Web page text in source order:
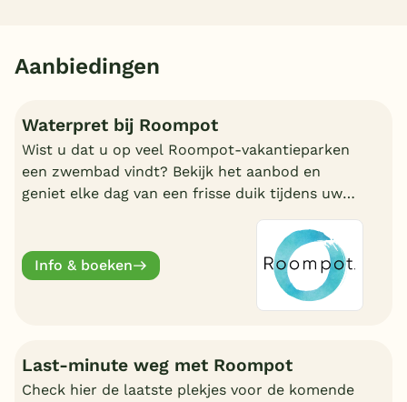
Aanbiedingen
Waterpret bij Roompot
Wist u dat u op veel Roompot-vakantieparken
een zwembad vindt? Bekijk het aanbod en
geniet elke dag van een frisse duik tijdens uw
Info & boeken
Last-minute weg met Roompot
Check hier de laatste plekjes voor de komende